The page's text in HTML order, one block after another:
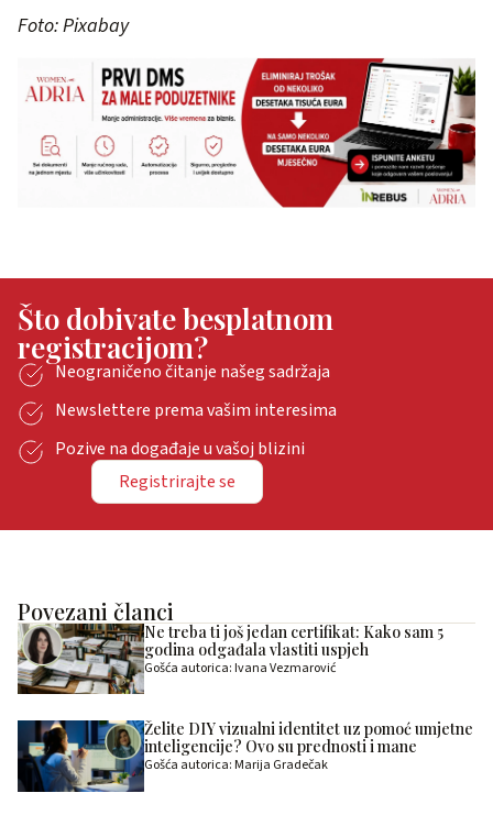
Foto: Pixabay
Što dobivate besplatnom
registracijom?
Neograničeno čitanje našeg sadržaja
Newslettere prema vašim interesima
Pozive na događaje u vašoj blizini
Registrirajte se
Povezani članci
Ne treba ti još jedan certifikat: Kako sam 5
godina odgađala vlastiti uspjeh
Gošća autorica: Ivana Vezmarović
Želite DIY vizualni identitet uz pomoć umjetne
inteligencije? Ovo su prednosti i mane
Gošća autorica: Marija Gradečak